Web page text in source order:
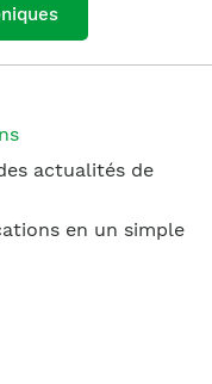
actualités de
en un simple